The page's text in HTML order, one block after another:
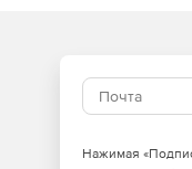
Нажимая